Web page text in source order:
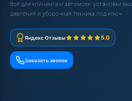
Всё для клининга и автомоек: установки
давления и уборочная техника под ключ.
Яндекс Отзывы 5.0
Заказать звонок